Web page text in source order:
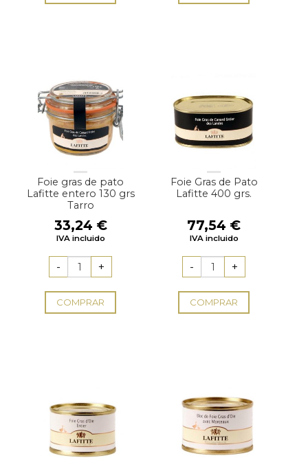
Foie gras de pato
Lafitte entero 130 grs
Tarro
33,24 €
IVA incluido
COMPRAR
Foie Gras de Pato
Lafitte 400 grs.
77,54 €
IVA incluido
COMPRAR